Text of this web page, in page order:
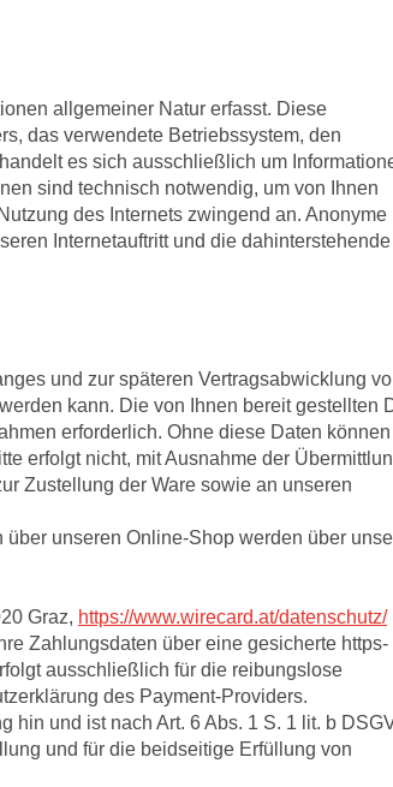
allgemeiner Natur erfasst. Diese
das verwendete Betriebssystem, den
es sich ausschließlich um
sind technisch notwendig, um von Ihnen
des Internets zwingend an. Anonyme
Internetauftritt und die dahinterstehende
und zur späteren Vertragsabwicklung
kann. Die von Ihnen bereit gestellten
erforderlich. Ohne diese Daten
erfolgt nicht, mit Ausnahme der
Zustellung der Ware sowie an unseren
unseren Online-Shop werden über
Graz, https://www.wirecard.at/datenschutz/
Zahlungsdaten über eine gesicherte https-
ausschließlich für die reibungslose
des Payment-Providers.
hin und ist nach Art. 6 Abs. 1 S. 1 lit. b
und für die beidseitige Erfüllung von